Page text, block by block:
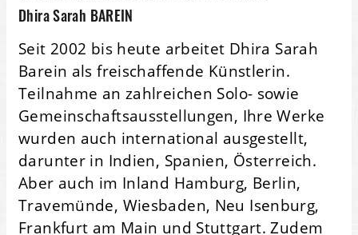
Dhira Sarah BAREIN
Seit 2002 bis heute arbeitet Dhira Sarah
Barein als freischaffende Künstlerin.
Teilnahme an zahlreichen Solo- sowie
Gemeinschaftsausstellungen, Ihre Werke
wurden auch international ausgestellt,
darunter in Indien, Spanien, Österreich.
Aber auch im Inland Hamburg, Berlin,
Travemünde, Wiesbaden, Neu Isenburg,
Frankfurt am Main und Stuttgart. Zudem